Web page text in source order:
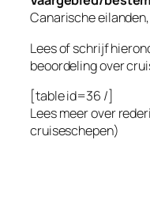
Canarische
Lees of schrijf
beoordeling over
[table id=36 /]
Lees meer over
cruiseschepen)